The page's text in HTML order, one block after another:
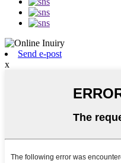
Send e-post
x